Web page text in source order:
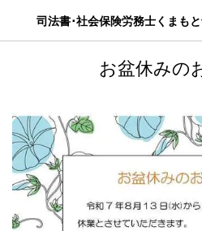
司法書･社会保険労務士くまも
お盆休みの